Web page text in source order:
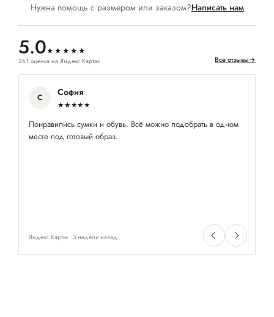
Нужна помощь с размером или заказом?Написать нам
5.0★★★★★
261 оценка на Яндекс Картах Все отзывы→
С София
★★★★★
Понравились сумки и обувь. Всё можно подобрать в одном
месте под готовый образ.
Яндекс Карты 3 недели назад